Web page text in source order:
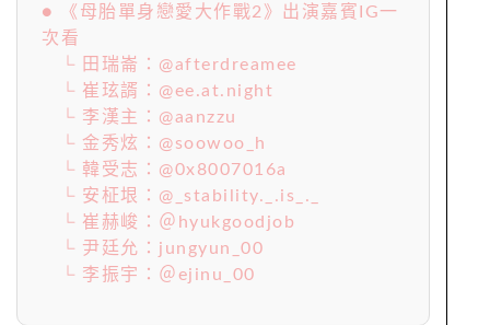
● 《母胎單身戀愛大作戰2》出演嘉賓IG一
次看
└ 田瑞崙：@afterdreamee
└ 崔玹諝：@ee.at.night
└ 李漢主：@aanzzu
└ 金秀炫：@soowoo_h
└ 韓受志：@0x8007016a
└ 安柾垠：@_stability._.is_._
└ 崔赫峻：＠hyukgoodjob
└ 尹廷允：jungyun_00
└ 李振宇：＠ejinu_00